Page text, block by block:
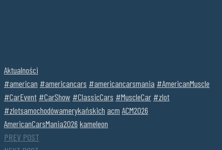
Aktualności
#american #americancars #americancarsmania #AmericanMuscle
#CarEvent #CarShow #ClassicCars #MuscleCar #zlot
#zlotsamochodówamerykańskich acm ACM2026
AmericanCarsMania2026 kameleon
PREV POST